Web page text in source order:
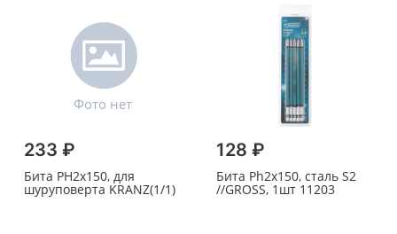
233 ₽
Бита PH2х150, для
шуруповерта KRANZ(1/1)
128 ₽
Бита Ph2х150, сталь S2
//GROSS, 1шт 11203